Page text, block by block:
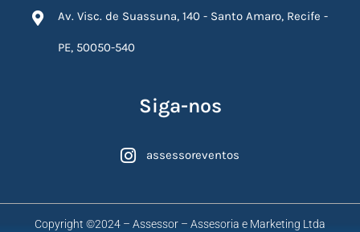
Av. Visc. de Suassuna, 140 - Santo Amaro, Recife -
PE, 50050-540
Siga-nos
assessoreventos
Copyright ©2024 – Assessor – Assesoria e Marketing Ltda